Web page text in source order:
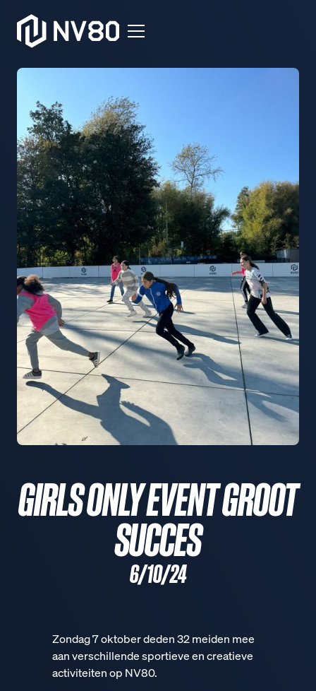
GIRLS ONLY EVENT GROOT
SUCCES
6/10/24
Zondag 7 oktober deden 32 meiden mee
aan verschillende sportieve en creatieve
activiteiten op NV80.